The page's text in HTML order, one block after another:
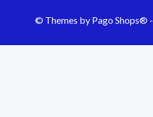
© Themes by Pago Shops® -